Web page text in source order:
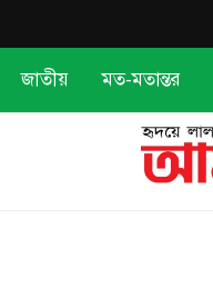
জাতীয় মত-মতান্তর